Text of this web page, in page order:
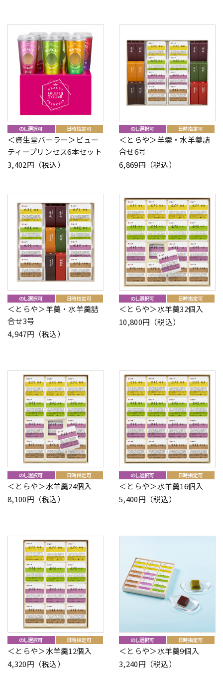
＜資生堂パーラー＞ビュー
ティープリンセス6本セット
3,402円（税込）
＜とらや＞羊羹・水羊羹詰
合せ6号
6,869円（税込）
＜とらや＞羊羹・水羊羹詰
合せ3号
4,947円（税込）
＜とらや＞水羊羹32個入
10,800円（税込）
＜とらや＞水羊羹24個入
8,100円（税込）
＜とらや＞水羊羹16個入
5,400円（税込）
＜とらや＞水羊羹12個入
4,320円（税込）
＜とらや＞水羊羹9個入
3,240円（税込）